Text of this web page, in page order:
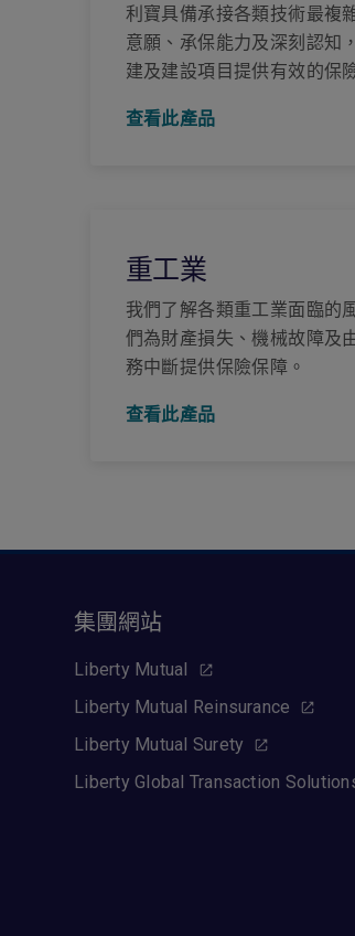
利寶具備承接各類技術最複
意願、承保能力及深刻認知
建及建設項目提供有效的保
查看此產品
重工業
我們了解各類重工業面臨的
們為財產損失、機械故障及
務中斷提供保險保障。
查看此產品
集團網站
Liberty Mutual
Liberty Mutual Reinsurance
Liberty Mutual Surety
Liberty Global Transaction